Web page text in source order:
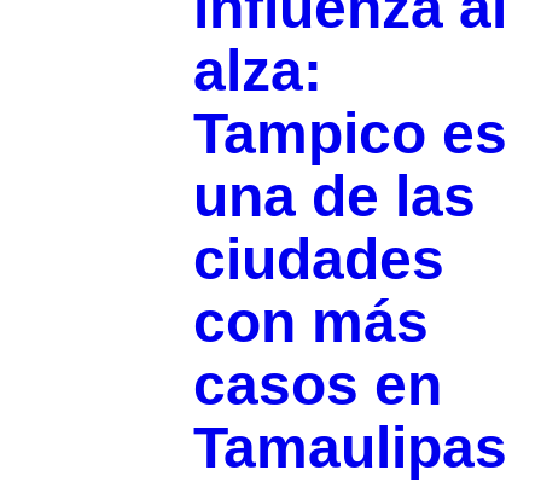
alza:
Tampico es
una de las
ciudades
con más
casos en
Tamaulipas